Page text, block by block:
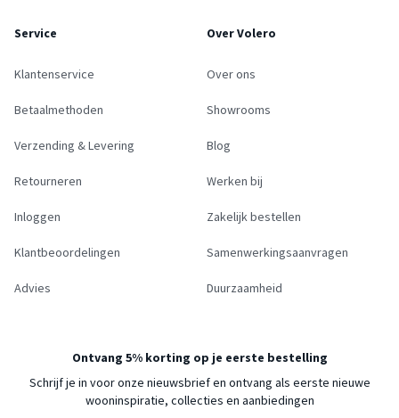
Service
Klantenservice
Betaalmethoden
Verzending & Levering
Retourneren
Inloggen
Klantbeoordelingen
Advies
Over Volero
Over ons
Showrooms
Blog
Werken bij
Zakelijk bestellen
Samenwerkingsaanvragen
Duurzaamheid
Ontvang 5% korting op je eerste bestelling
Schrijf je in voor onze nieuwsbrief en ontvang als eerste nieuwe
wooninspiratie, collecties en aanbiedingen